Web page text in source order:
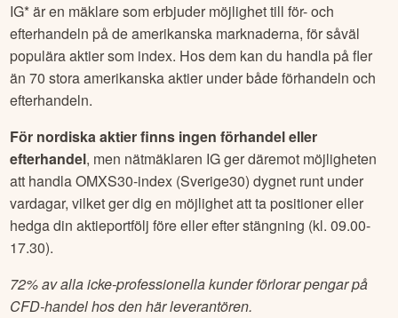
IG* är en mäklare som erbjuder möjlighet till för- och
efterhandeln på de amerikanska marknaderna, för såväl
populära aktier som index. Hos dem kan du handla på fler
än 70 stora amerikanska aktier under både förhandeln och
efterhandeln.
För nordiska aktier finns ingen förhandel eller
efterhandel, men nätmäklaren IG ger däremot möjligheten
att handla OMXS30-index (Sverige30) dygnet runt under
vardagar, vilket ger dig en möjlighet att ta positioner eller
hedga din aktieportfölj före eller efter stängning (kl. 09.00-
17.30).
72% av alla icke-professionella kunder förlorar pengar på
CFD-handel hos den här leverantören.